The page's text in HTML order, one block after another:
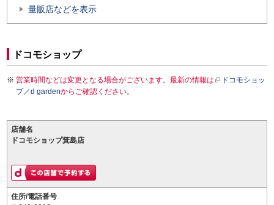
量販店などを表示
ドコモショップ
営業時間などは変更となる場合がございます。最新の情報は
ドコモショッ
プ／d gardenからご確認ください。
店舗名
ドコモショップ箕島店
住所/電話番号